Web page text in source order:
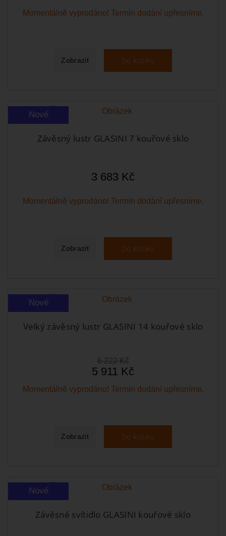
Momentálně vyprodáno! Termín dodání upřesníme.
Zobrazit Do košíku
Nové
Závěsný lustr GLASINI 7 kouřové sklo
3 683 Kč
Momentálně vyprodáno! Termín dodání upřesníme.
Zobrazit Do košíku
Nové
Velký závěsný lustr GLASINI 14 kouřové sklo
6 222 Kč
5 911 Kč
Momentálně vyprodáno! Termín dodání upřesníme.
Zobrazit Do košíku
Nové
Závěsné svítidlo GLASINI kouřové sklo